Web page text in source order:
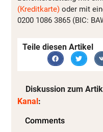
(Kreditkarte) oder mit
0200 1086 3865 (BIC:
Teile diesen Artikel
Diskussion zum
Kanal :